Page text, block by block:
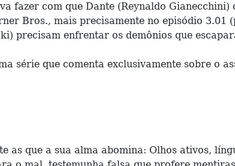
com que Dante (Reynaldo Gianecchini)
mais precisamente no episódio 3.01
precisam enfrentar os demônios que
série que comenta exclusivamente sobre o
as que a sua alma abomina: Olhos ativos,